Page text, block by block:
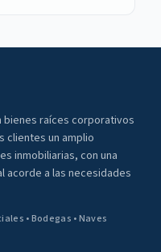
bienes raíces corporativos
clientes un amplio
inmobiliarias, con una
acorde a las necesidades
• Bodegas • Naves